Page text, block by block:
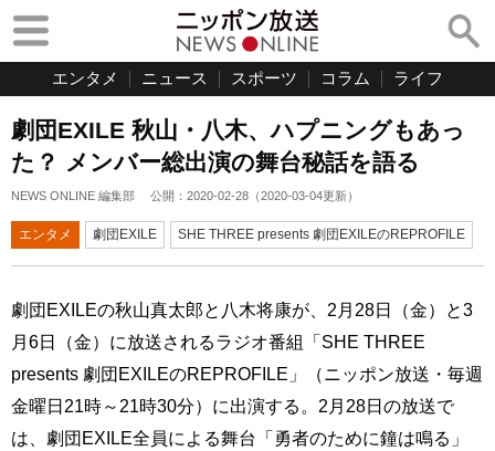
エンタメ ニュース スポーツ コラム ライフ
劇団EXILE 秋山・八木、ハプニングもあっ
た？ メンバー総出演の舞台秘話を語る
NEWS ONLINE 編集部 公開： 2020-02-28 （2020-03-04更新）
エンタメ 劇団EXILE SHE THREE presents 劇団EXILEのREPROFILE
劇団EXILEの秋山真太郎と八木将康が、2月28日（金）と3
月6日（金）に放送されるラジオ番組「SHE THREE
presents 劇団EXILEのREPROFILE」（ニッポン放送・毎週
金曜日21時～21時30分）に出演する。2月28日の放送で
は、劇団EXILE全員による舞台「勇者のために鐘は鳴る」